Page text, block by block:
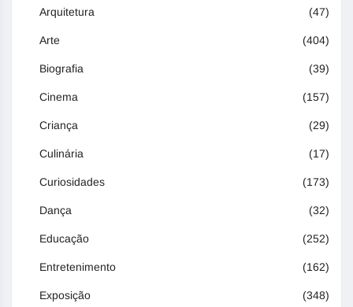
Arquitetura (47)
Arte (404)
Biografia (39)
Cinema (157)
Criança (29)
Culinária (17)
Curiosidades (173)
Dança (32)
Educação (252)
Entretenimento (162)
Exposição (348)